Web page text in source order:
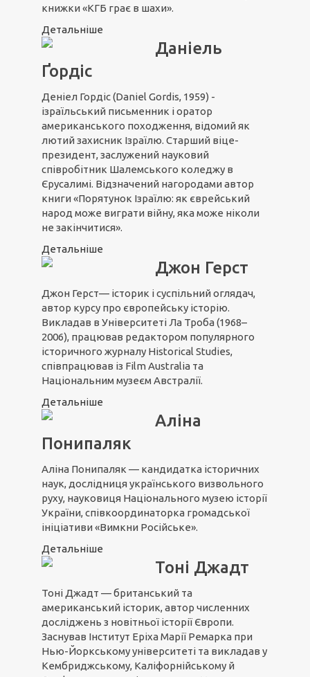
книжки «КГБ грає в шахи».
Детальніше
Даніель
Ґордіс
Деніел Гордіс (Daniel Gordis, 1959) -
ізраїльський письменник і оратор
американського походження, відомий як
лютий захисник Ізраїлю. Старший віце-
президент, заслужений науковий
співробітник Шалемського коледжу в
Єрусалимі. Відзначений нагородами автор
книги «Порятунок Ізраїлю: як єврейський
народ може виграти війну, яка може ніколи
не закінчитися».
Детальніше
Джон Герст
Джон Герст— історик і суспільний оглядач,
автор курсу про європейську історію.
Викладав в Університеті Ла Троба (1968–
2006), працював редактором популярного
історичного журналу Historical Studies,
співпрацював із Film Australia та
Національним музеєм Австралії.
Детальніше
Аліна
Понипаляк
Аліна Понипаляк — кандидатка історичних
наук, дослідниця українського визвольного
руху, науковиця Національного музею історії
України, співкоординаторка громадської
ініціативи «Вимкни Російське».
Детальніше
Тоні Джадт
Тоні Джадт — британський та
американський історик, автор численних
дocлiджeнь з новітньої icтopiї Євpoпи.
Заснував Iнcтитут Еріха Марії Peмapкa пpи
Нью-Йopкcькoму унiвepcитeтi та виклaдaв у
Кeмбpиджcькoму, Кaлiфopнiйcькoму й